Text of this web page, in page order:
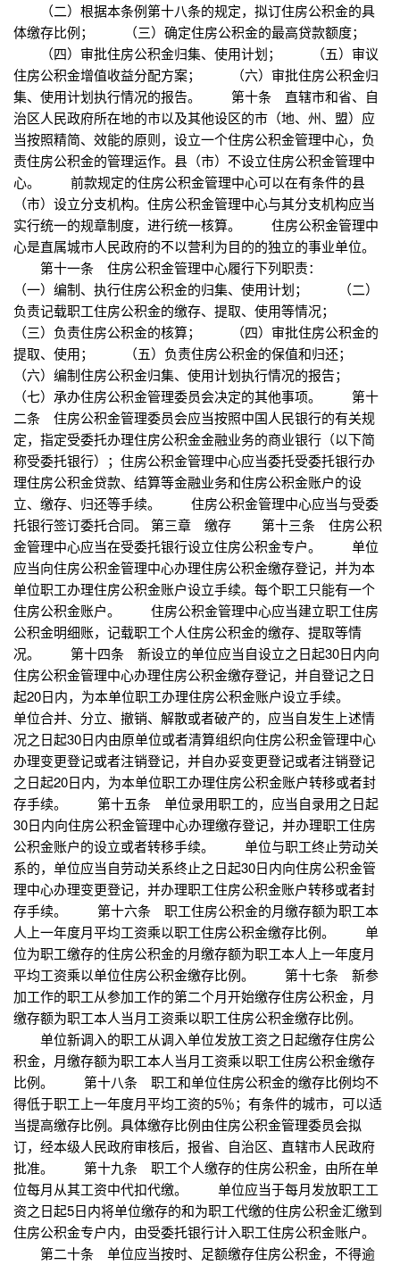
（二）根据本条例第十八条的规定，拟订住房公积金的具
体缴存比例； （三）确定住房公积金的最高贷款额度；
（四）审批住房公积金归集、使用计划； （五）审议
住房公积金增值收益分配方案； （六）审批住房公积金归
集、使用计划执行情况的报告。 第十条 直辖市和省、自
治区人民政府所在地的市以及其他设区的市（地、州、盟）应
当按照精简、效能的原则，设立一个住房公积金管理中心，负
责住房公积金的管理运作。县（市）不设立住房公积金管理中
心。 前款规定的住房公积金管理中心可以在有条件的县
（市）设立分支机构。住房公积金管理中心与其分支机构应当
实行统一的规章制度，进行统一核算。 住房公积金管理中
心是直属城市人民政府的不以营利为目的的独立的事业单位。
第十一条 住房公积金管理中心履行下列职责：
（一）编制、执行住房公积金的归集、使用计划； （二）
负责记载职工住房公积金的缴存、提取、使用等情况；
（三）负责住房公积金的核算； （四）审批住房公积金的
提取、使用； （五）负责住房公积金的保值和归还；
（六）编制住房公积金归集、使用计划执行情况的报告；
（七）承办住房公积金管理委员会决定的其他事项。 第十
二条 住房公积金管理委员会应当按照中国人民银行的有关规
定，指定受委托办理住房公积金金融业务的商业银行（以下简
称受委托银行）；住房公积金管理中心应当委托受委托银行办
理住房公积金贷款、结算等金融业务和住房公积金账户的设
立、缴存、归还等手续。 住房公积金管理中心应当与受委
托银行签订委托合同。 第三章 缴存 第十三条 住房公积
金管理中心应当在受委托银行设立住房公积金专户。 单位
应当向住房公积金管理中心办理住房公积金缴存登记，并为本
单位职工办理住房公积金账户设立手续。每个职工只能有一个
住房公积金账户。 住房公积金管理中心应当建立职工住房
公积金明细账，记载职工个人住房公积金的缴存、提取等情
况。 第十四条 新设立的单位应当自设立之日起30日内向
住房公积金管理中心办理住房公积金缴存登记，并自登记之日
起20日内，为本单位职工办理住房公积金账户设立手续。
单位合并、分立、撤销、解散或者破产的，应当自发生上述情
况之日起30日内由原单位或者清算组织向住房公积金管理中心
办理变更登记或者注销登记，并自办妥变更登记或者注销登记
之日起20日内，为本单位职工办理住房公积金账户转移或者封
存手续。 第十五条 单位录用职工的，应当自录用之日起
30日内向住房公积金管理中心办理缴存登记，并办理职工住房
公积金账户的设立或者转移手续。 单位与职工终止劳动关
系的，单位应当自劳动关系终止之日起30日内向住房公积金管
理中心办理变更登记，并办理职工住房公积金账户转移或者封
存手续。 第十六条 职工住房公积金的月缴存额为职工本
人上一年度月平均工资乘以职工住房公积金缴存比例。 单
位为职工缴存的住房公积金的月缴存额为职工本人上一年度月
平均工资乘以单位住房公积金缴存比例。 第十七条 新参
加工作的职工从参加工作的第二个月开始缴存住房公积金，月
缴存额为职工本人当月工资乘以职工住房公积金缴存比例。
单位新调入的职工从调入单位发放工资之日起缴存住房公
积金，月缴存额为职工本人当月工资乘以职工住房公积金缴存
比例。 第十八条 职工和单位住房公积金的缴存比例均不
得低于职工上一年度月平均工资的5％；有条件的城市，可以适
当提高缴存比例。具体缴存比例由住房公积金管理委员会拟
订，经本级人民政府审核后，报省、自治区、直辖市人民政府
批准。 第十九条 职工个人缴存的住房公积金，由所在单
位每月从其工资中代扣代缴。 单位应当于每月发放职工工
资之日起5日内将单位缴存的和为职工代缴的住房公积金汇缴到
住房公积金专户内，由受委托银行计入职工住房公积金账户。
第二十条 单位应当按时、足额缴存住房公积金，不得逾